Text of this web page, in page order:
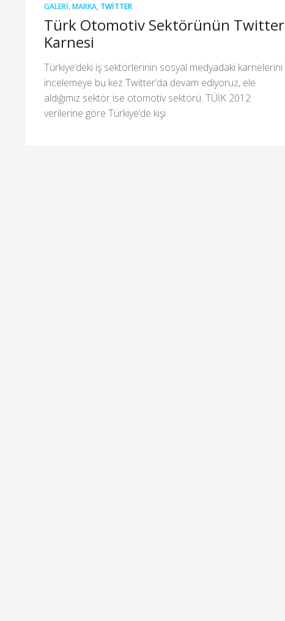
GALERI,MARKA, TWITTER
Türk Otomotiv Sektörünün Twitter
Karnesi
Türkiye’deki iş sektörlerinin sosyal medyadaki karnelerini
incelemeye bu kez Twitter’da devam ediyoruz, ele
aldığımız sektör ise otomotiv sektörü. TÜİK 2012
verilerine göre Türkiye’de kişi